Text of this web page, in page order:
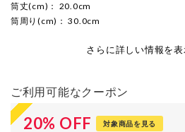
筒丈(cm) ： 20.0cm
筒周り(cm) ： 30.0cm
さらに詳しい情報を表
ご利用可能なクーポン
20% OFF 対象商品を見る